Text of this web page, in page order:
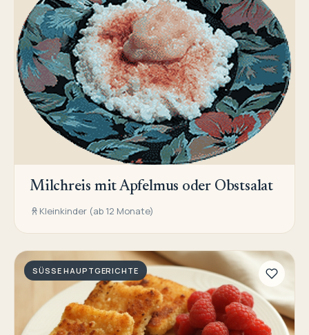
Milchreis mit Apfelmus oder Obstsalat
Kleinkinder (ab 12 Monate)
SÜSSE HAUPTGERICHTE